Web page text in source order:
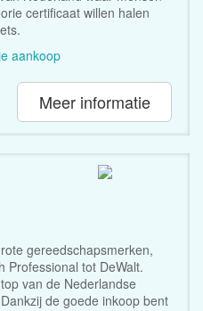
certificaat willen halen
aankoop
Meer informatie
gereedschapsmerken,
Professional tot DeWalt.
van de Nederlandse
de goede inkoop bent